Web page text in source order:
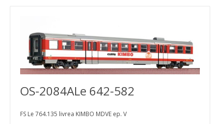
OS-2084ALe 642-582
FS Le 764.135 livrea KIMBO MDVE ep. V